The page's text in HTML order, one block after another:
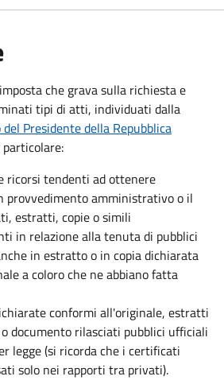
che grava sulla richiesta e
tipi di atti, individuati dalla
del Presidente della Repubblica
ricorsi tendenti ad ottenere
provvedimento amministrativo o il
estratti, copie o simili
in relazione alla tenuta di pubblici
in estratto o in copia dichiarata
a coloro che ne abbiano fatta
conformi all'originale, estratti
documento rilasciati pubblici ufficiali
legge (si ricorda che i certificati
solo nei rapporti tra privati).